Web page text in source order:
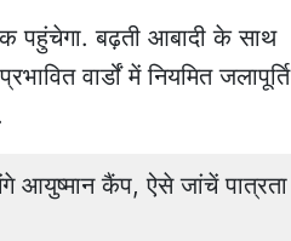
पहुंचेगा. बढ़ती आबादी के साथ
वार्डों में नियमित जलापूर्ति
कैंप, ऐसे जांचें पात्रता